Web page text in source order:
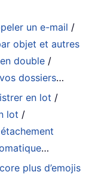
un e-mail /
objet et autres
double /
dossiers…
en lot /
lot /
…
plus d’emojis